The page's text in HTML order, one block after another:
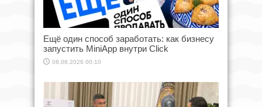
Ещё один способ заработать: как бизнесу
запустить MiniApp внутри Click
08.08.2026 00:10